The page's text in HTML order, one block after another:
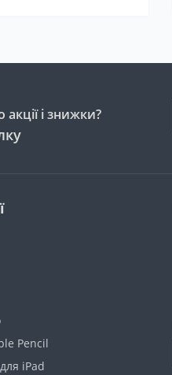
і знижки?
Pencil
iPad